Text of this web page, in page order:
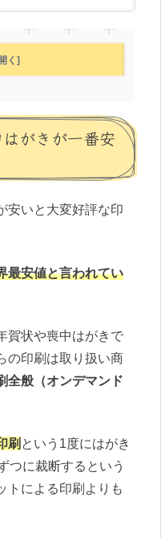
がきが一番安
安いと大変好評な印
最安値と言われてい
賀状や喪中はがきで
の印刷は取り扱い商
全般（オンデマンド
刷 という1度にはがき
つに裁断するという
トによる印刷よりも